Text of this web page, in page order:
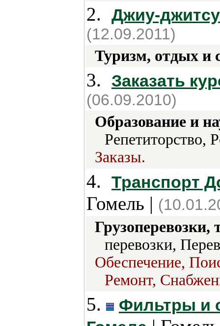
2. Джиу-
(12.09.2011)
Туризм, отдых и
3. Заказать
(06.09.2010)
Образование и
Репетиторство,
Заказы.
4. Транспорт
Гомель |
перевозки,
Обеспечение,
Ремонт,
5.
Фильтры и